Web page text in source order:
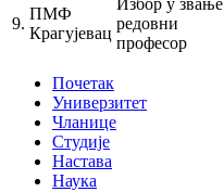
9.
ПМФ
Крагујевац
Избор у звање
редовни
професор
Почетак
Универзитет
Чланице
Студије
Настава
Наука